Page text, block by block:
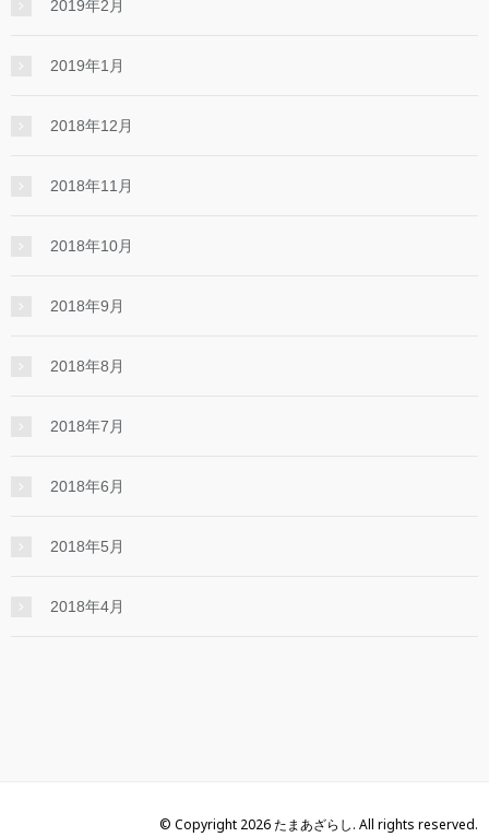
2019年2月
2019年1月
2018年12月
2018年11月
2018年10月
2018年9月
2018年8月
2018年7月
2018年6月
2018年5月
2018年4月
© Copyright 2026 たまあざらし. All rights reserved.